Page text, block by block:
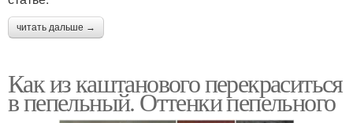
читать дальше →
Как из каштанового перекраситься
в пепельный. Оттенки пепельного